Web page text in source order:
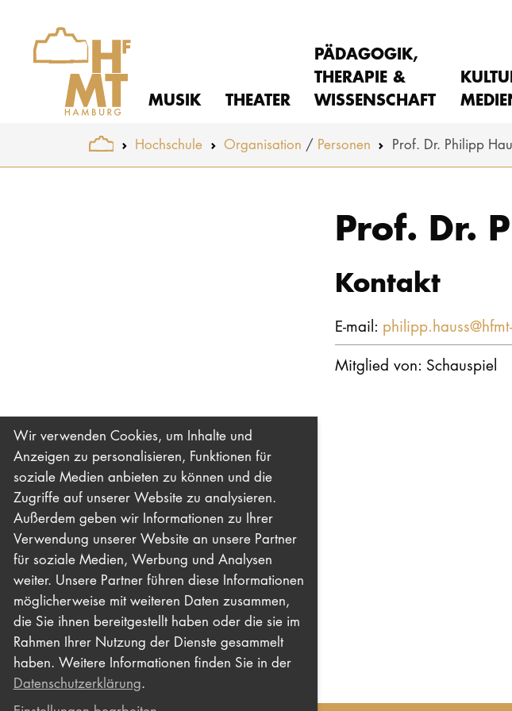
MUSIK THEATER
PÄDAGOGIK,
THERAPIE &
WISSENSCHAFT
You are here:Hochschule Organisation Personen Prof. Dr. Philipp
Prof. Dr.
Kontakt
E-mail:
Mitglied von: Schauspiel
Wir verwenden Cookies, um Inhalte und
Anzeigen zu personalisieren, Funktionen für
soziale Medien anbieten zu können und die
Zugriffe auf unserer Website zu analysieren.
Außerdem geben wir Informationen zu Ihrer
Verwendung unserer Website an unsere Partner
für soziale Medien, Werbung und Analysen
weiter. Unsere Partner führen diese Informationen
möglicherweise mit weiteren Daten zusammen,
die Sie ihnen bereitgestellt haben oder die sie im
Rahmen Ihrer Nutzung der Dienste gesammelt
haben. Weitere Informationen finden Sie in der
Datenschutzerklärung.